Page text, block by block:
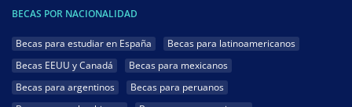
BECAS POR NACIONALIDAD
Becas para estudiar en España
Becas para latinoamericanos
Becas EEUU y Canadá
Becas para mexicanos
Becas para argentinos
Becas para peruanos